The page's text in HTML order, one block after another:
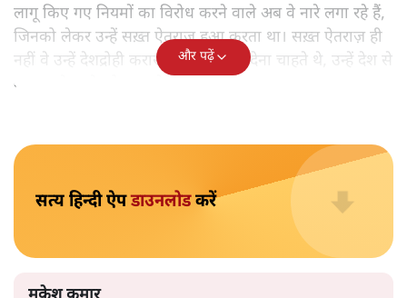
आप हैरान हुए या नहीं। पीएम मोदी और अमित शाह के खिलाफ
जेएनयू में जब कब्र खुदने वाले आपत्तिजनक नारे लगे तो फौरन